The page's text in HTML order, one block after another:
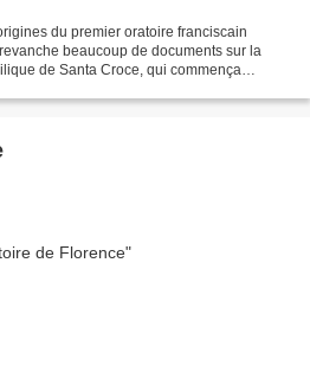
du premier oratoire franciscain
beaucoup de documents sur la
de Santa Croce, qui commença